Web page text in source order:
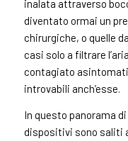
inalata attraverso
diventato ormai un
chirurgiche, o quelle
casi solo a filtrare
contagiato
introvabili anch’esse.
In questo panorama
dispositivi sono saliti